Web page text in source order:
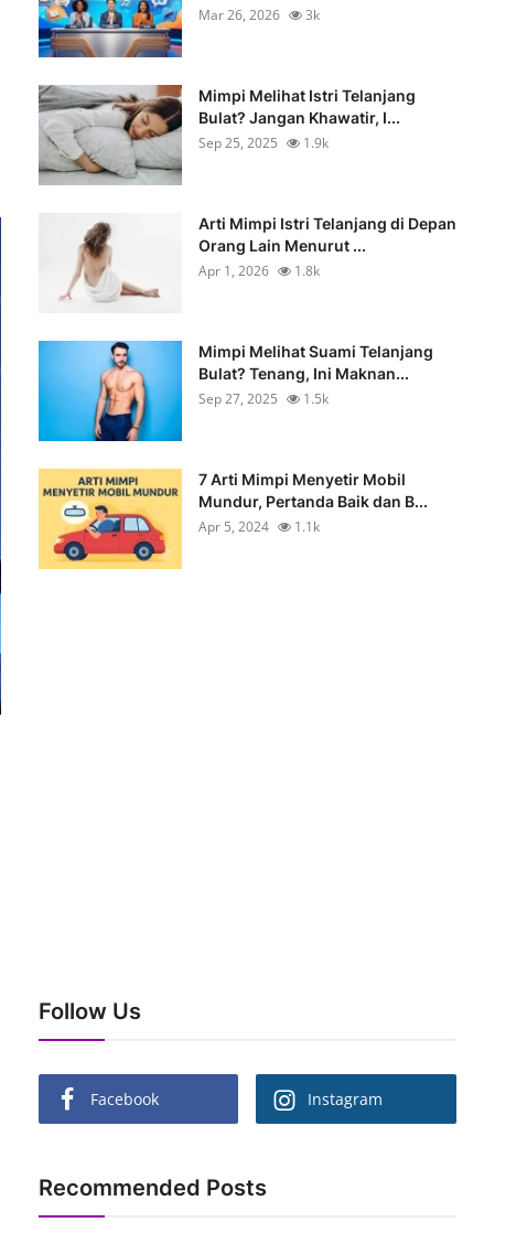
Mar 26, 2026
3k
Mimpi Melihat Istri Telanjang
Bulat? Jangan Khawatir, I...
Sep 25, 2025
1.9k
Arti Mimpi Istri Telanjang di Depan
Orang Lain Menurut ...
Apr 1, 2026
1.8k
Mimpi Melihat Suami Telanjang
Bulat? Tenang, Ini Maknan...
Sep 27, 2025
1.5k
7 Arti Mimpi Menyetir Mobil
Mundur, Pertanda Baik dan B...
Apr 5, 2024
1.1k
Follow Us
Facebook Instagram
Recommended Posts